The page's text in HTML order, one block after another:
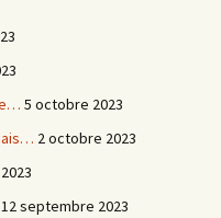
5 octobre 2023
2 octobre 2023
12 septembre 2023